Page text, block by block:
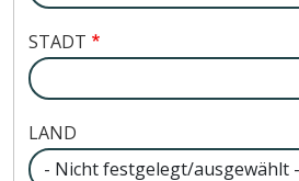
STADT
LAND